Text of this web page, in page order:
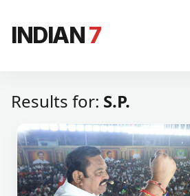
INDIAN7
Results for: S.P.